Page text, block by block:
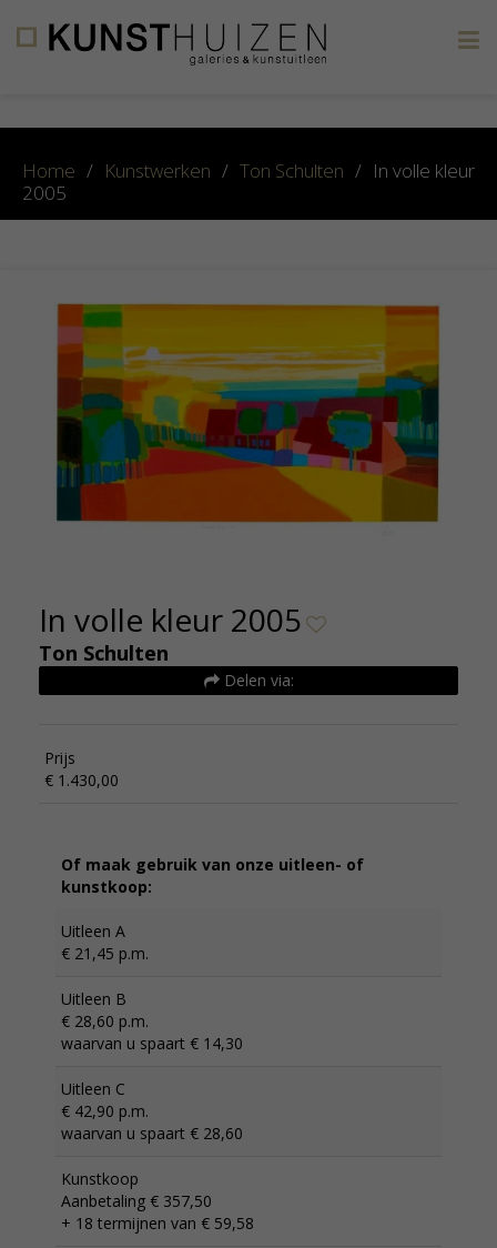
Home / Kunstwerken / Ton Schulten / In volle kleur
2005
In volle kleur 2005
Ton Schulten
Delen via:
Prijs
€ 1.430,00
Of maak gebruik van onze uitleen- of
kunstkoop:
Uitleen A
€ 21,45 p.m.
Uitleen B
€ 28,60 p.m.
waarvan u spaart € 14,30
Uitleen C
€ 42,90 p.m.
waarvan u spaart € 28,60
Kunstkoop
Aanbetaling € 357,50
+ 18 termijnen van € 59,58